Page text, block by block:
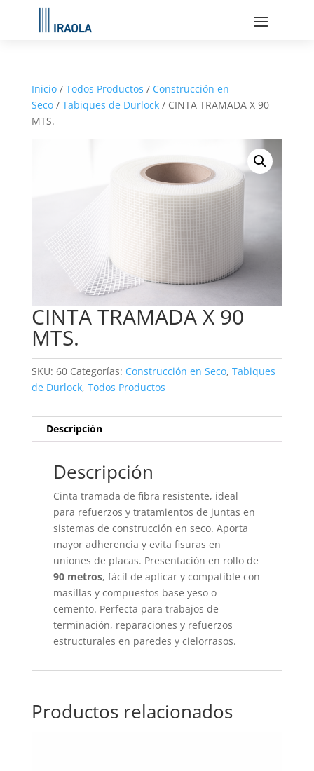
Inicio/ Todos Productos / Construcción en
Seco/ Tabiques de Durlock/ CINTA TRAMADA X 90
MTS.
CINTA TRAMADA X 90
MTS.
SKU: 60 Categorías: Construcción en Seco, Tabiques
de Durlock, Todos Productos
Descripción
Descripción
Cinta tramada de fibra resistente, ideal
para refuerzos y tratamientos de juntas en
sistemas de construcción en seco. Aporta
mayor adherencia y evita fisuras en
uniones de placas. Presentación en rollo de
90 metros, fácil de aplicar y compatible con
masillas y compuestos base yeso o
cemento. Perfecta para trabajos de
terminación, reparaciones y refuerzos
estructurales en paredes y cielorrasos.
Productos relacionados